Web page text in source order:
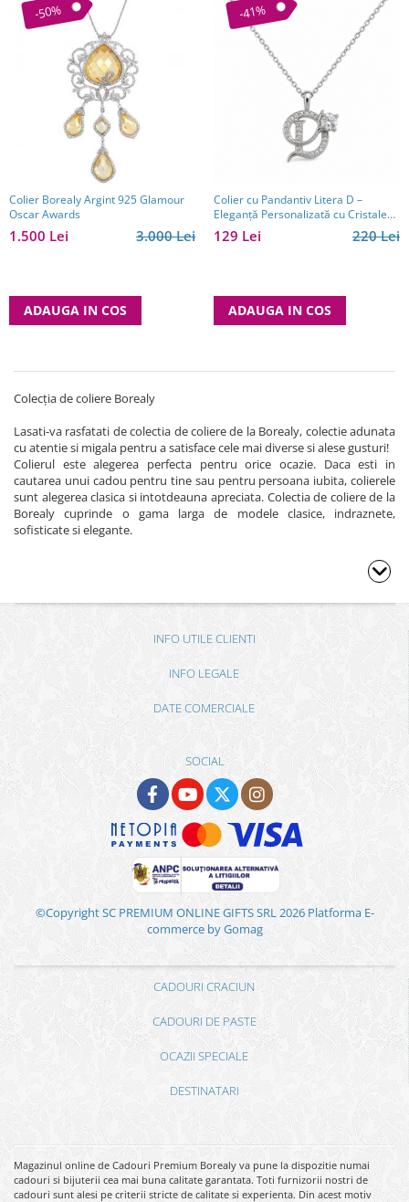
-50%
Colier Borealy Argint 925 Glamour
Oscar Awards
3.000 Lei
1.500 Lei
ADAUGA IN COS
-41%
Colier cu Pandantiv Litera D –
Eleganță Personalizată cu Cristale
Strălucitoare
220 Lei
129 Lei
ADAUGA IN COS
Colecţia de coliere Borealy
Lasati-va rasfatati de colectia de coliere de la Borealy, colectie adunata
cu atentie si migala pentru a satisface cele mai diverse si alese gusturi!
Colierul este alegerea perfecta pentru orice ocazie. Daca esti in
cautarea unui cadou pentru tine sau pentru persoana iubita, colierele
sunt alegerea clasica si intotdeauna apreciata. Colectia de coliere de la
Borealy cuprinde o gama larga de modele clasice, indraznete,
sofisticate si elegante.
INFO UTILE CLIENTI
INFO LEGALE
DATE COMERCIALE
SOCIAL
©Copyright SC PREMIUM ONLINE GIFTS SRL 2026 Platforma E-
commerce by Gomag
CADOURI CRACIUN
CADOURI DE PASTE
OCAZII SPECIALE
DESTINATARI
Magazinul online de Cadouri Premium Borealy va pune la dispozitie numai
cadouri si bijuterii cea mai buna calitate garantata. Toti furnizorii nostri de
cadouri sunt alesi pe criterii stricte de calitate si experienta. Din acest motiv